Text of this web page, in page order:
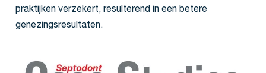
praktijken verzekert, resulterend in een betere
genezingsresultaten.